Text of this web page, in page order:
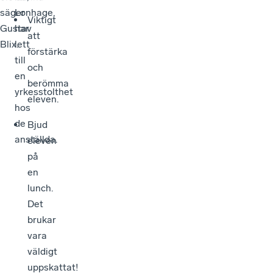
säger
Gustav
Blix.
Lonhage,
har
lett
till
en
yrkesstolthet
hos
de
anställda.
Viktigt
att
förstärka
och
berömma
eleven.
Bjud
eleven
på
en
lunch.
Det
brukar
vara
väldigt
uppskattat!